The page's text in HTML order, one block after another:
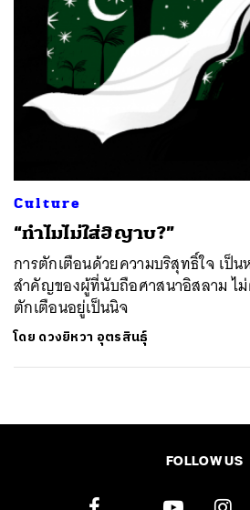
Culture
“ทำไมไม่ใส่ฮิญาบ?”
การตักเตือนด้วยความบริสุทธิ์ใจ เป็
สำคัญของผู้ที่นับถือศาสนาอิสลาม ไม่
ตักเตือนอยู่เป็นนิจ
โดย ดวงยิหวา อุตรสินธุ์
FOLLOW US
ค้นหา
SHARE